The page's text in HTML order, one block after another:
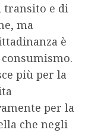
e di
ma
è
più per la
per la
che negli